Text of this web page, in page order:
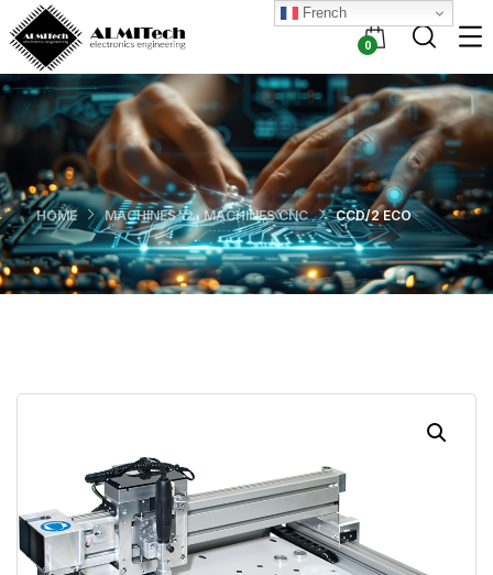
0
HOME MACHINES MACHINES CNC CCD/2 ECO
French